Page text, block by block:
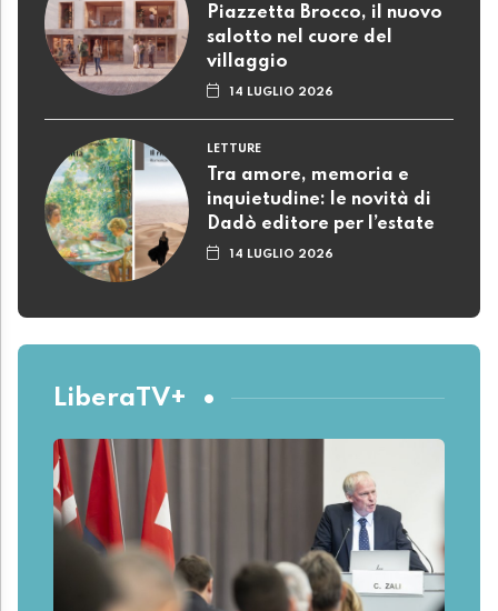
Piazzetta Brocco, il nuovo
salotto nel cuore del
villaggio
14 LUGLIO 2026
LETTURE
Tra amore, memoria e
inquietudine: le novità di
Dadò editore per l’estate
14 LUGLIO 2026
LiberaTV+